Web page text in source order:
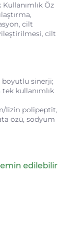
Öz
cilt
cilt
boyutlu sinerji;
kullanımlık
lizin polipeptit,
özü, sodyum
edilebilir